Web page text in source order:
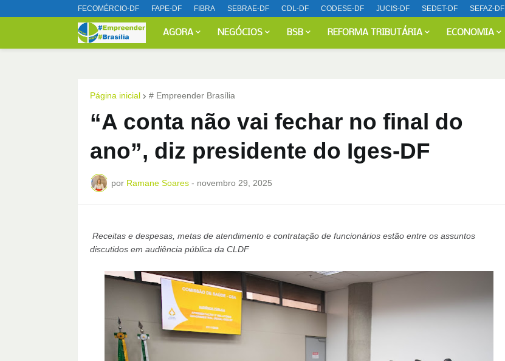
FECOMÉRCIO-DF FAPE-DF FIBRA SEBRAE-DF CDL-DF CODESE-DF JUCIS-DF SEDET-DF SEFAZ-DF
AGORA NEGÓCIOS BSB REFORMA TRIBUTÁRIA ECONOMIA
Página inicial # Empreender Brasília
“A conta não vai fechar no final do
ano”, diz presidente do Iges-DF
por Ramane Soares - novembro 29, 2025
Receitas e despesas, metas de atendimento e contratação de funcionários estão entre os assuntos
discutidos em audiência pública da CLDF